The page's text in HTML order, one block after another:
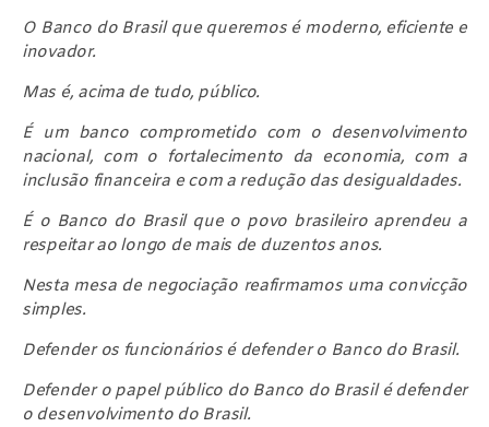
O Banco do Brasil que queremos é moderno, eficiente e
inovador.
Mas é, acima de tudo, público.
É um banco comprometido com o desenvolvimento
nacional, com o fortalecimento da economia, com a
inclusão financeira e com a redução das desigualdades.
É o Banco do Brasil que o povo brasileiro aprendeu a
respeitar ao longo de mais de duzentos anos.
Nesta mesa de negociação reafirmamos uma convicção
simples.
Defender os funcionários é defender o Banco do Brasil.
Defender o papel público do Banco do Brasil é defender
o desenvolvimento do Brasil.